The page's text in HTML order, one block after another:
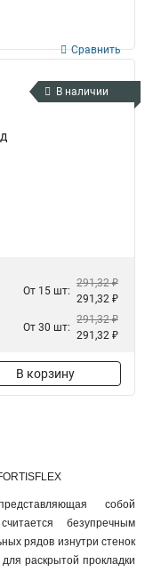
Сравнить
В наличии
От 15 шт:
291,32 ₽
291,32 ₽
От 30 шт:
291,32 ₽
291,32 ₽
В корзину
собой
безупречным
рядов изнутри стенок
раскрытой прокладки